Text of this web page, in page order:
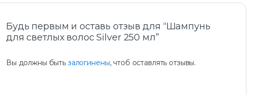
Будь первым и оставь отзыв для “Шампунь
для светлых волос Silver 250 мл”
Вы должны быть залогинены, чтоб оставлять отзывы.